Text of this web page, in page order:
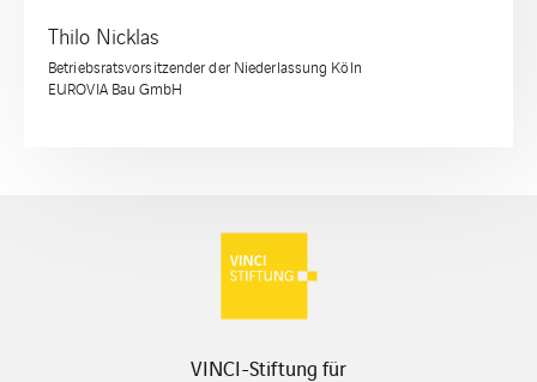
Thilo Nicklas
Betriebsratsvorsitzender der Niederlassung Köln
EUROVIA Bau GmbH
VINCI-Stiftung für